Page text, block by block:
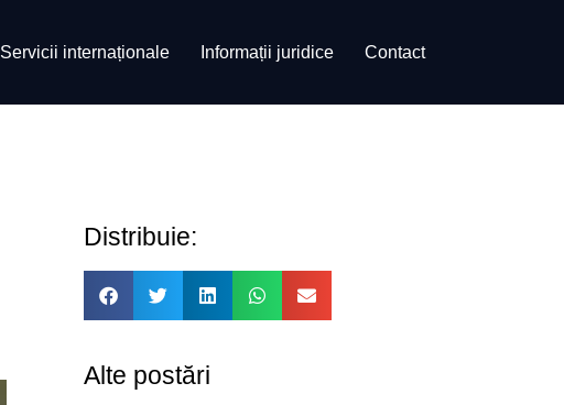
Servicii internaționale Informații juridice Contact
Distribuie:
Alte postări